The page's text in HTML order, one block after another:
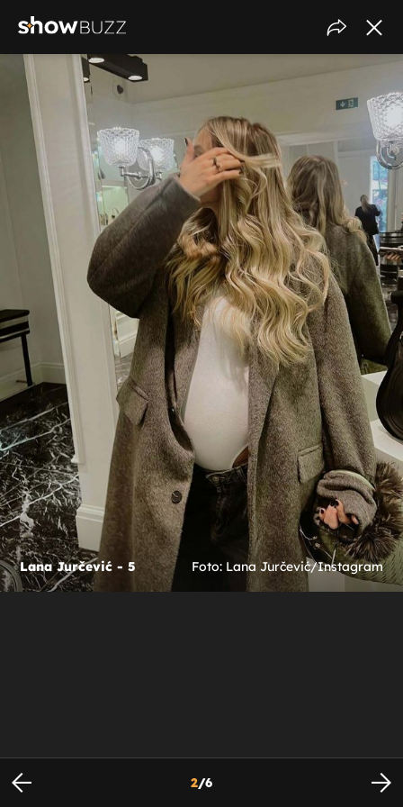
Lana Jurčević - 5 Foto: Lana Jurčević/Instagram
2/6